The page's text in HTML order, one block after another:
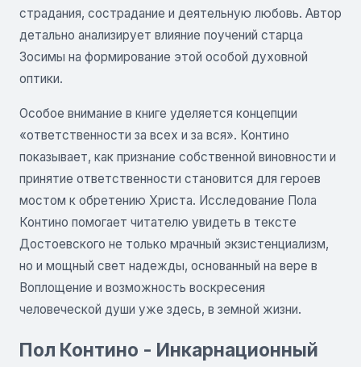
страдания, сострадание и деятельную любовь. Автор
детально анализирует влияние поучений старца
Зосимы на формирование этой особой духовной
оптики.
Особое внимание в книге уделяется концепции
«ответственности за всех и за вся». Контино
показывает, как признание собственной виновности и
принятие ответственности становится для героев
мостом к обретению Христа. Исследование Пола
Контино помогает читателю увидеть в тексте
Достоевского не только мрачный экзистенциализм,
но и мощный свет надежды, основанный на вере в
Воплощение и возможность воскресения
человеческой души уже здесь, в земной жизни.
Пол Контино - Инкарнационный